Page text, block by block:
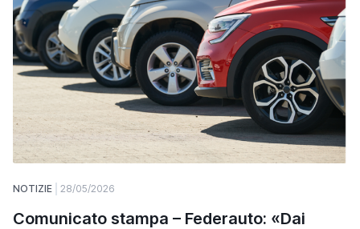
NOTIZIE 28/05/2026
Comunicato stampa – Federauto: «Dai